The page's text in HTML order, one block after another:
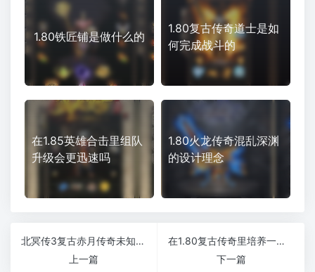
1.80铁匠铺是做什么的
1.80复古传奇道士是如
何完成战斗的
在1.85英雄合击里组队
升级会更迅速吗
1.80火龙传奇混乱深渊
的设计理念
北冥传3复古赤月传奇未知暗殿爆终极
上一篇
在1.80复古传奇里培养一个战士需要花费多少资源
下一篇